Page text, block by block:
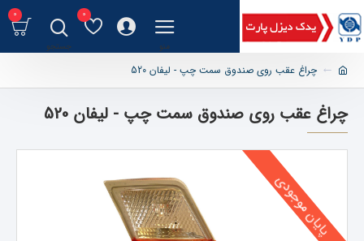
0
0
چراغ عقب روی صندوق سمت چپ - لیفان 520
چراغ عقب روی صندوق سمت چپ - لیفان 520
پایان موجودی